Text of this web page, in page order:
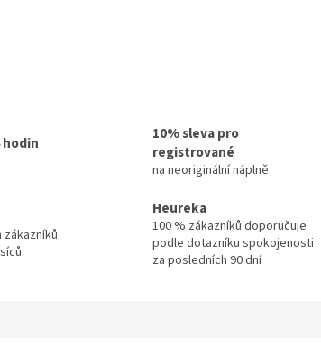
hodin
10% sleva pro
registrované
na neoriginální náplně
Heureka
100 % zákazníků doporučuje
podle dotazníku spokojenosti
za posledních 90 dní